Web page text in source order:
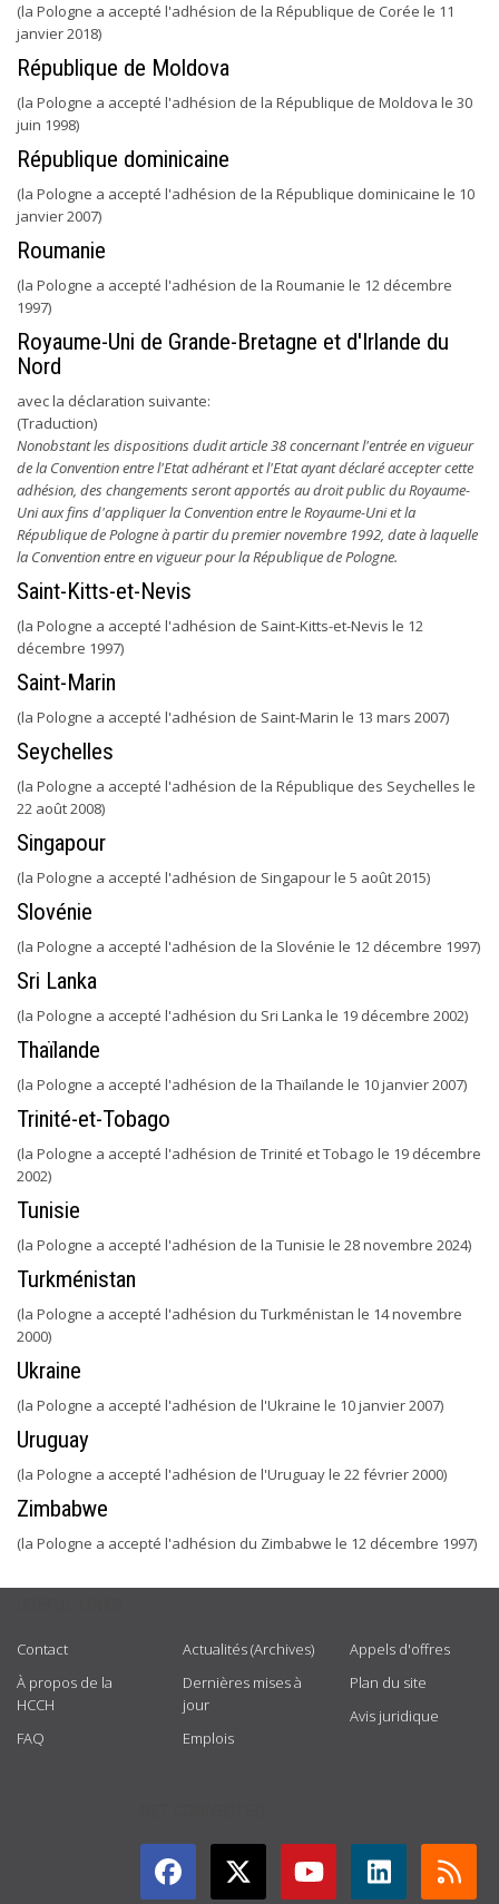
(la Pologne a accepté l'adhésion de la République de Corée le 11
janvier 2018)
République de Moldova
(la Pologne a accepté l'adhésion de la République de Moldova le 30
juin 1998)
République dominicaine
(la Pologne a accepté l'adhésion de la République dominicaine le 10
janvier 2007)
Roumanie
(la Pologne a accepté l'adhésion de la Roumanie le 12 décembre
1997)
Royaume-Uni de Grande-Bretagne et d'Irlande du
Nord
avec la déclaration suivante:
(Traduction)
Nonobstant les dispositions dudit article 38 concernant l'entrée en vigueur
de la Convention entre l'Etat adhérant et l'Etat ayant déclaré accepter cette
adhésion, des changements seront apportés au droit public du Royaume-
Uni aux fins d'appliquer la Convention entre le Royaume-Uni et la
République de Pologne à partir du premier novembre 1992, date à laquelle
la Convention entre en vigueur pour la République de Pologne.
Saint-Kitts-et-Nevis
(la Pologne a accepté l'adhésion de Saint-Kitts-et-Nevis le 12
décembre 1997)
Saint-Marin
(la Pologne a accepté l'adhésion de Saint-Marin le 13 mars 2007)
Seychelles
(la Pologne a accepté l'adhésion de la République des Seychelles le
22 août 2008)
Singapour
(la Pologne a accepté l'adhésion de Singapour le 5 août 2015)
Slovénie
(la Pologne a accepté l'adhésion de la Slovénie le 12 décembre 1997)
Sri Lanka
(la Pologne a accepté l'adhésion du Sri Lanka le 19 décembre 2002)
Thaïlande
(la Pologne a accepté l'adhésion de la Thaïlande le 10 janvier 2007)
Trinité-et-Tobago
(la Pologne a accepté l'adhésion de Trinité et Tobago le 19 décembre
2002)
Tunisie
(la Pologne a accepté l'adhésion de la Tunisie le 28 novembre 2024)
Turkménistan
(la Pologne a accepté l'adhésion du Turkménistan le 14 novembre
2000)
Ukraine
(la Pologne a accepté l'adhésion de l'Ukraine le 10 janvier 2007)
Uruguay
(la Pologne a accepté l'adhésion de l'Uruguay le 22 février 2000)
Zimbabwe
(la Pologne a accepté l'adhésion du Zimbabwe le 12 décembre 1997)
Contact
À propos de la
HCCH
FAQ
Actualités (Archives)
Dernières mises à
jour
Emplois
Appels d'offres
Plan du site
Avis juridique